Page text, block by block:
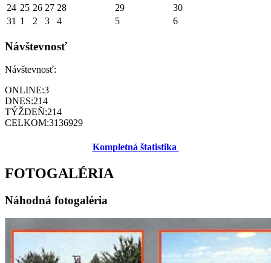
24 25 26 27 28 29
30
31 1 2 3 4 5 6
Návštevnosť
Návštevnosť:
ONLINE:3
DNES:214
TÝŽDEŇ:214
CELKOM:3136929
Kompletná štatistika
FOTOGALÉRIA
Náhodná fotogaléria